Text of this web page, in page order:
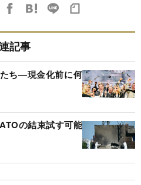
記事
ち―現金化前に何
の結束試す可能